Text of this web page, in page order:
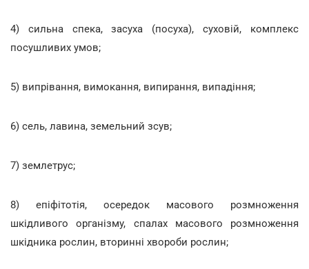
4) сильна спека, засуха (посуха), суховій, комплекс
посушливих умов;
5) випрівання, вимокання, випирання, випадіння;
6) сель, лавина, земельний зсув;
7) землетрус;
8) епіфітотія, осередок масового розмноження
шкідливого організму, спалах масового розмноження
шкідника рослин, вторинні хвороби рослин;